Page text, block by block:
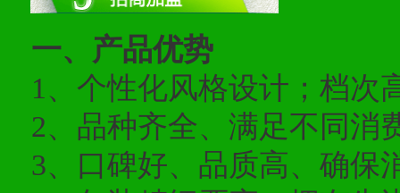
一、产品优势
1、个性化风格设计；档次
2、品种齐全、满足不同消
3、口碑好、品质高、确保